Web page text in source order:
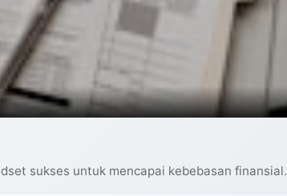
sukses untuk mencapai kebebasan finansial.